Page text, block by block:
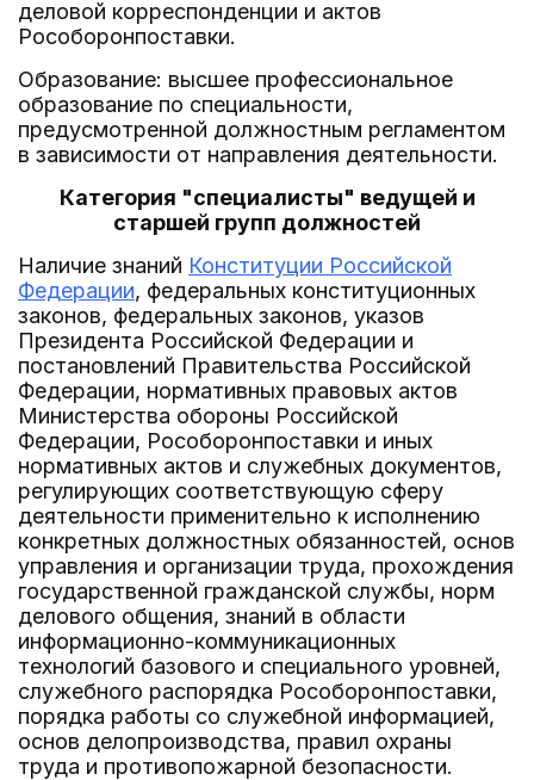
деловой корреспонденции и актов
Рособоронпоставки.
Образование: высшее профессиональное
образование по специальности,
предусмотренной должностным регламентом
в зависимости от направления деятельности.
Категория "специалисты" ведущей и
старшей групп должностей
Наличие знаний Конституции Российской
Федерации, федеральных конституционных
законов, федеральных законов, указов
Президента Российской Федерации и
постановлений Правительства Российской
Федерации, нормативных правовых актов
Министерства обороны Российской
Федерации, Рособоронпоставки и иных
нормативных актов и служебных документов,
регулирующих соответствующую сферу
деятельности применительно к исполнению
конкретных должностных обязанностей, основ
управления и организации труда, прохождения
государственной гражданской службы, норм
делового общения, знаний в области
информационно-коммуникационных
технологий базового и специального уровней,
служебного распорядка Рособоронпоставки,
порядка работы со служебной информацией,
основ делопроизводства, правил охраны
труда и противопожарной безопасности.